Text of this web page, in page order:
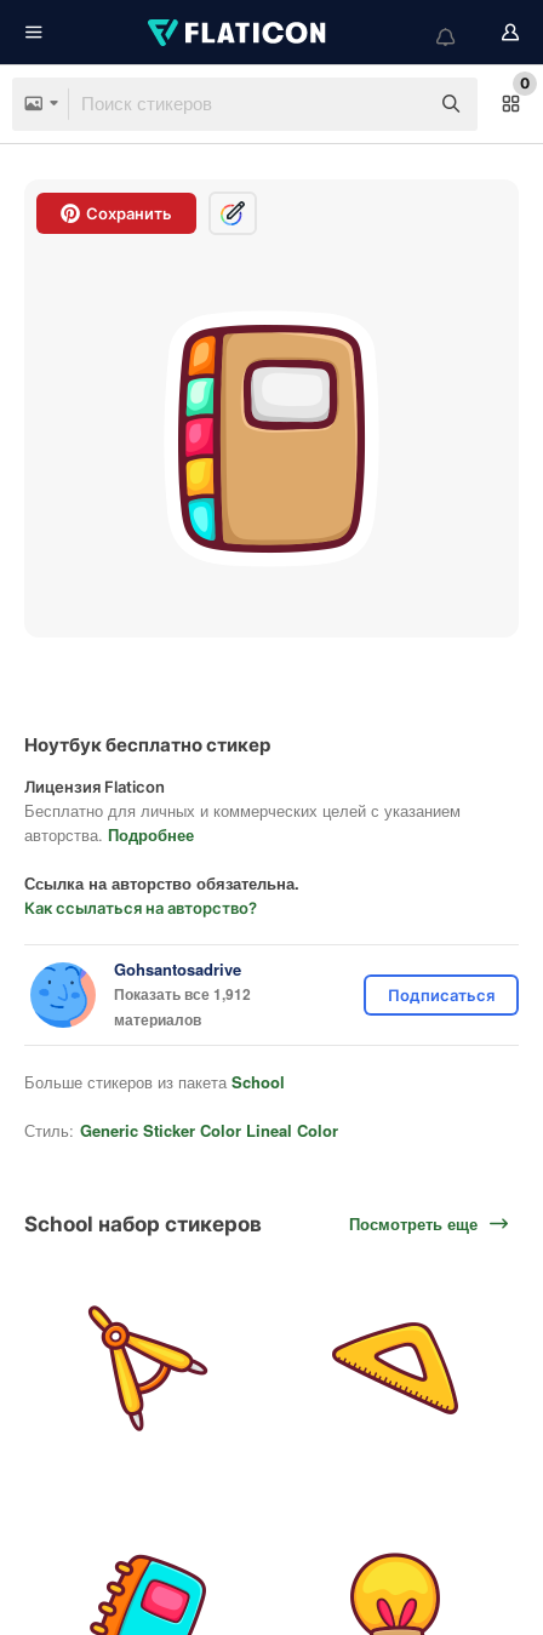
0
Сохранить
Ноутбук бесплатно стикер
Лицензия Flaticon
Бесплатно для личных и коммерческих целей с указанием
авторства. Подробнее
Ссылка на авторство обязательна.
Как ссылаться на авторство?
Gohsantosadrive
Показать все 1,912
материалов
Подписаться
Больше стикеров из пакета School
Стиль: Generic Sticker Color Lineal Color
School набор стикеров Посмотреть еще